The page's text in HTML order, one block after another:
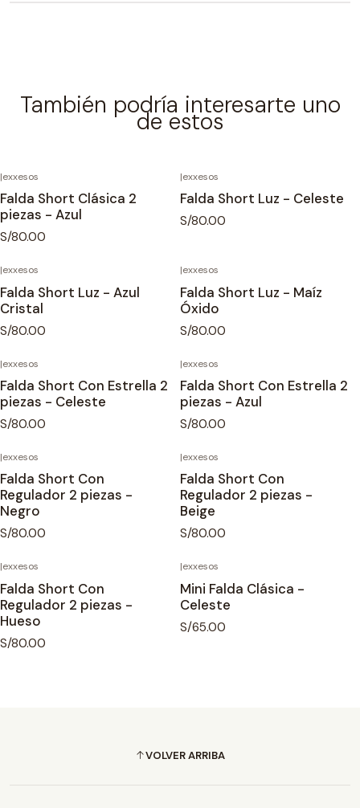
También podría interesarte uno
de estos
|exxesos
Falda Short Clásica 2
piezas - Azul
S/80.00
|exxesos
Falda Short Luz - Celeste
S/80.00
|exxesos
Falda Short Luz - Azul
Cristal
S/80.00
|exxesos
Falda Short Luz - Maíz
Óxido
S/80.00
|exxesos
Falda Short Con Estrella 2
piezas - Celeste
S/80.00
|exxesos
Falda Short Con Estrella 2
piezas - Azul
S/80.00
|exxesos
Falda Short Con
Regulador 2 piezas -
Negro
S/80.00
|exxesos
Falda Short Con
Regulador 2 piezas -
Beige
S/80.00
|exxesos
Falda Short Con
Regulador 2 piezas -
Hueso
S/80.00
|exxesos
Mini Falda Clásica -
Celeste
S/65.00
VOLVER ARRIBA